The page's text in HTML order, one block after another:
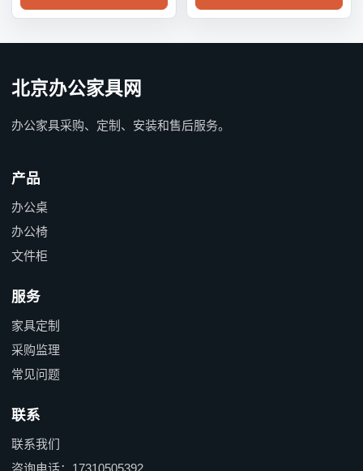
北京办公家具网
办公家具采购、定制、安装和售后服务。
产品
办公桌
办公椅
文件柜
服务
家具定制
采购监理
常见问题
联系
联系我们